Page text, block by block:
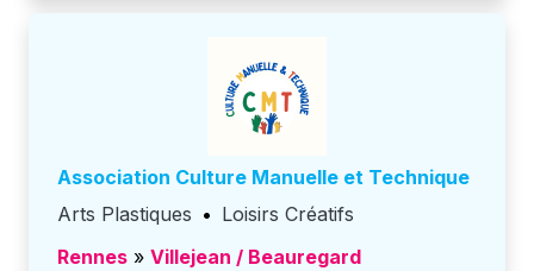
Association Culture Manuelle et Technique
Arts Plastiques • Loisirs Créatifs
Rennes » Villejean / Beauregard